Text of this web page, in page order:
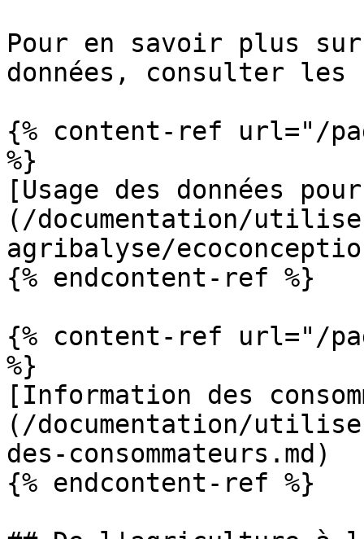
Pour en savoir plus
données, consulter
{% content-ref url="/
%}
[Usage des données
(/documentation/
agribalyse/
{% endcontent-ref %}
{% content-ref url="/
%}
[Information des
(/documentation/
des-consommateurs.md)
{% endcontent-ref %}